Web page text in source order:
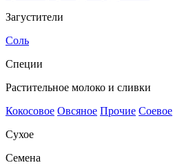
Загустители
Соль
Специи
Растительное молоко и сливки
Кокосовое Овсяное Прочие Соевое
Сухое
Семена